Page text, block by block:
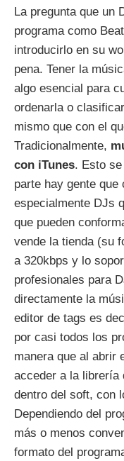
La pregunta que un
programa como
introducirlo en su
pena. Tener la
algo esencial para
ordenarla o
mismo que con el
Tradicionalmente,
con iTunes. Esto
parte hay gente que
especialmente DJs
que pueden
vende la tienda (su
a 320kbps y lo
profesionales para
directamente la
editor de tags es
por casi todos los
manera que al abrir
acceder a la librería
dentro del soft, con
Dependiendo del
más o menos
formato del